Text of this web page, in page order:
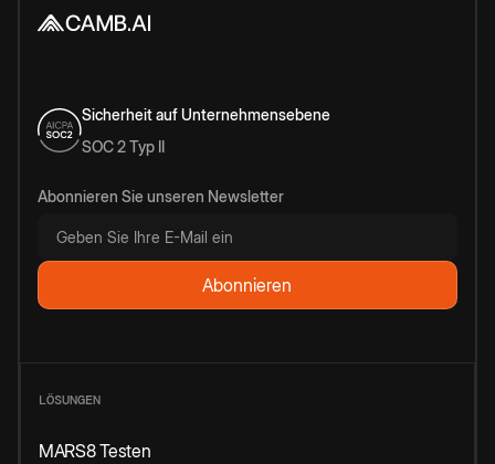
Sicherheit auf Unternehmensebene
SOC 2 Typ II
Abonnieren Sie unseren Newsletter
LÖSUNGEN
MARS8 Testen